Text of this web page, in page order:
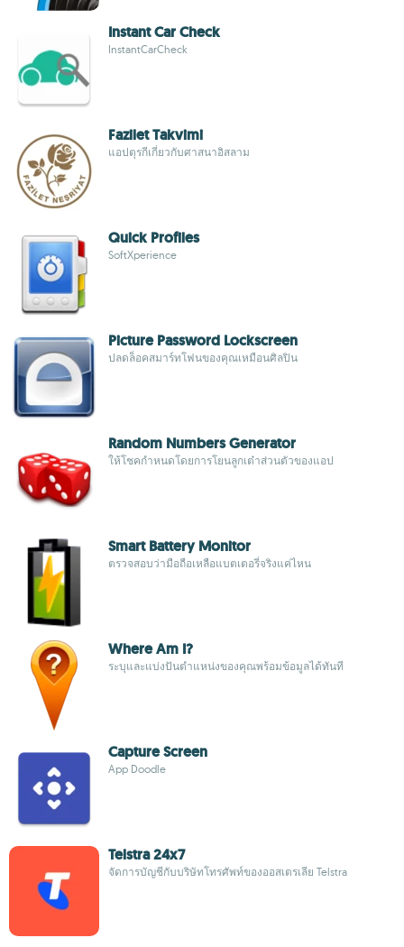
Instant Car Check
InstantCarCheck
Fazilet Takvimi
แอปตุรกีเกี่ยวกับศาสนาอิสลาม
Quick Profiles
SoftXperience
Picture Password Lockscreen
ปลดล็อคสมาร์ทโฟนของคุณเหมือนศิลปิน
Random Numbers Generator
ให้โชคกำหนดโดยการโยนลูกเต๋าส่วนตัวของแอป
Smart Battery Monitor
ตรวจสอบว่ามือถือเหลือแบตเตอรี่จริงแค่ไหน
Where Am I?
ระบุและแบ่งปันตำแหน่งของคุณพร้อมข้อมูลได้ทันที
Capture Screen
App Doodle
Telstra 24x7
จัดการบัญชีกับบริษัทโทรศัพท์ของออสเตรเลีย Telstra